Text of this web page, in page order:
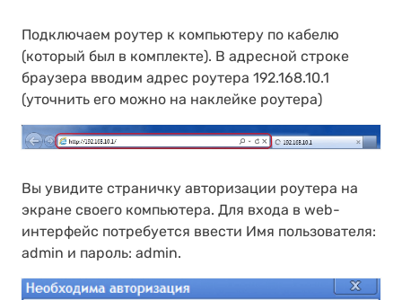
Подключаем роутер к компьютеру по кабелю
(который был в комплекте). В адресной строке
браузера вводим адрес роутера 192.168.10.1
(уточнить его можно на наклейке роутера)
Вы увидите страничку авторизации роутера на
экране своего компьютера. Для входа в web-
интерфейс потребуется ввести Имя пользователя:
admin и пароль: admin.